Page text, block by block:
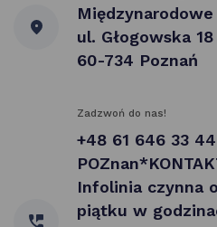
ul. Głogowska 18
60-734 Poznań
Zadzwoń do nas!
+48 61 646 33
Infolinia czynna
piątku w